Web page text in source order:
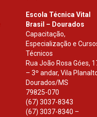
Escola Técnica Vital
Brasil – Dourados
Capacitação,
Especialização e
Técnicos
Rua João Rosa Góes,
– 3º andar, Vila
Dourados/MS
79825-070
(67) 3037-8343
(67) 3037-8340 –